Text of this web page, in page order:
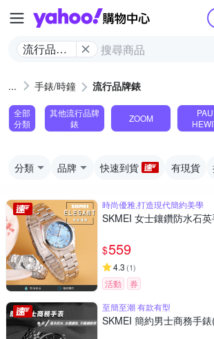
Yahoo購物
流行品牌
手錶/時鐘 流行品牌錶
全部
分類
其他流行品牌
錶
ZOOM
PAUL
分類 品牌 快速到貨 有現貨
時尚優雅,打造現代簡約美學
SKMEI 女士鑲鑽防水石
$559
4.3 (1)
活動
券
至簡至潮 有款有型
SKMEI 簡約男士商務手